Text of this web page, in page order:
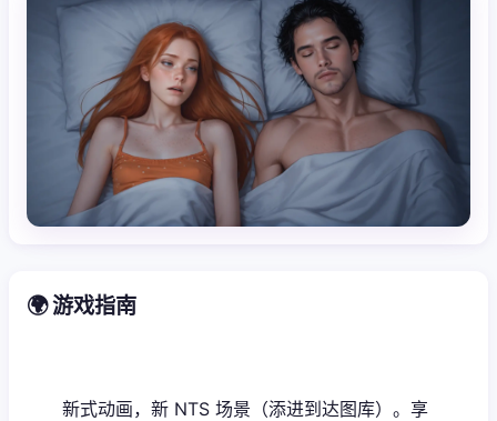
🌍 游戏指南
新式动画，新 NTS 场景（添进到达图库）。享